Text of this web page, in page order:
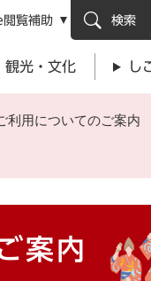
ーを飛ばして本文へ
閲覧補助 検索
観光・文化 し
利用についてのご案内
案内